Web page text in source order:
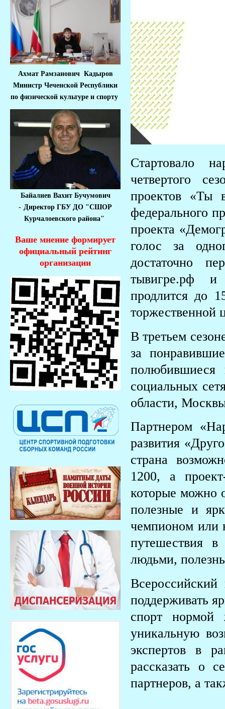
Ахмат Рамзанович Кадыров
Министр Чеченской Республики
по физической культуре и спорту
Байалиев Вахит Бучумович
- Директор ГБУ ДО "СШОР
Курчалоевского района"
Ваше мнение формирует
официальный рейтинг
организации
Стартовало
четвертого
проектов «Ты
федерального
проекта
голос за
достаточно
тывигре.рф и
продлится до
торжественной
В третьем
за
полюбившиеся
социальных
области,
Партнером
развития
страна
1200, а
которые можно
полезные и
чемпионом или
путешествия
людьми,
поддерживать
спорт нормой
уникальную
экспертов в
рассказать о
партнеров, а